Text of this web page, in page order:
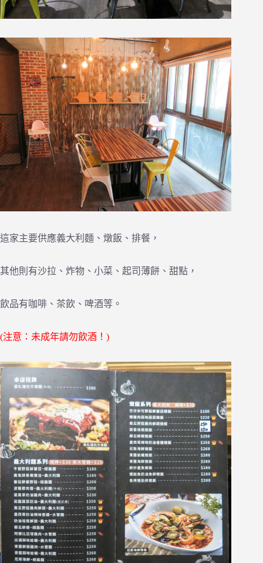
這家主要供應義大利麵、燉飯、排餐，
其他則有沙拉、炸物、小菜、起司薄餅、甜點，
飲品有咖啡、茶飲、啤酒等。
(注意：未成年請勿飲酒！)